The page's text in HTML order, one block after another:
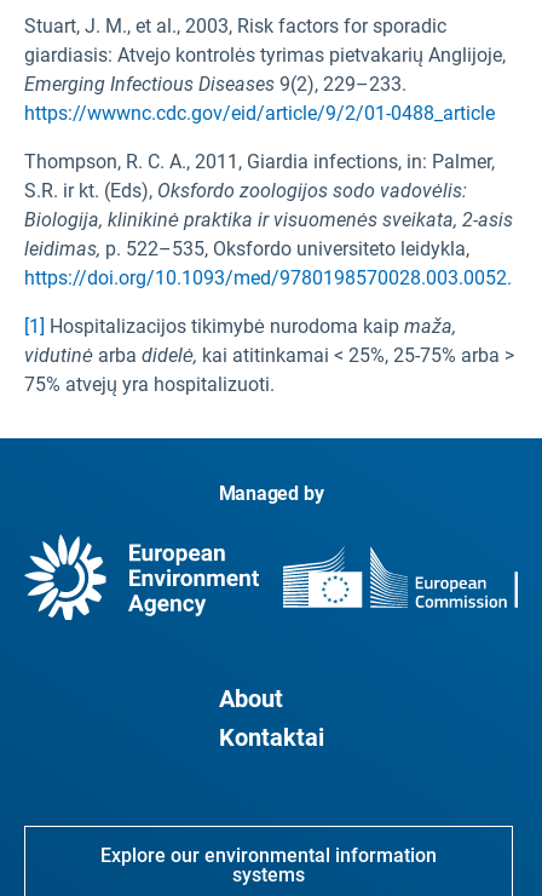
Stuart, J. M., et al., 2003, Risk factors for sporadic
giardiasis: Atvejo kontrolės tyrimas pietvakarių Anglijoje,
Emerging Infectious Diseases 9(2), 229–233.
https://wwwnc.cdc.gov/eid/article/9/2/01-0488_article
Thompson, R. C. A., 2011, Giardia infections, in: Palmer,
S.R. ir kt. (Eds), Oksfordo zoologijos sodo vadovėlis:
Biologija, klinikinė praktika ir visuomenės sveikata, 2-asis
leidimas, p. 522–535, Oksfordo universiteto leidykla,
https://doi.org/10.1093/med/9780198570028.003.0052.
[1] Hospitalizacijos tikimybė nurodoma kaip maža,
vidutinė arba didelė, kai atitinkamai < 25%, 25-75% arba >
75% atvejų yra hospitalizuoti.
Managed by
About
Kontaktai
Explore our environmental information
systems